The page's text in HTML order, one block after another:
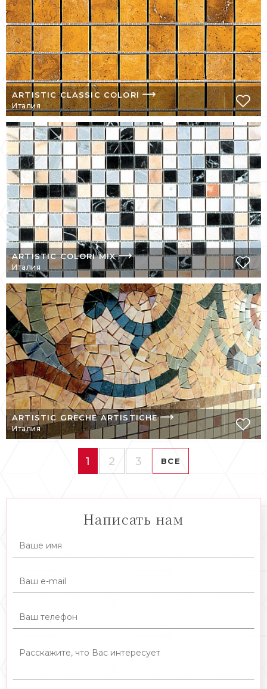
LITHOS В 2011 ГОДУ
LITHOS MOSAICO ITALIA подтверждает
свою идентичность, тесную связь с
традициями, переосмысливая их, с
местными корнями и итальянским
дизайнерским дизайном, а также с
международным и современным
призванием, когда мозаика сама по себе
становится инструментом выражения и
коммуникации индивидуальности.
ARTISTIC CLASSIC COLORI
Италия
ARTISTIC COLORI MIX
Италия
ARTISTIC GRECHE ARTISTICHE
Италия
1 2 3 ВСЕ
Написать нам